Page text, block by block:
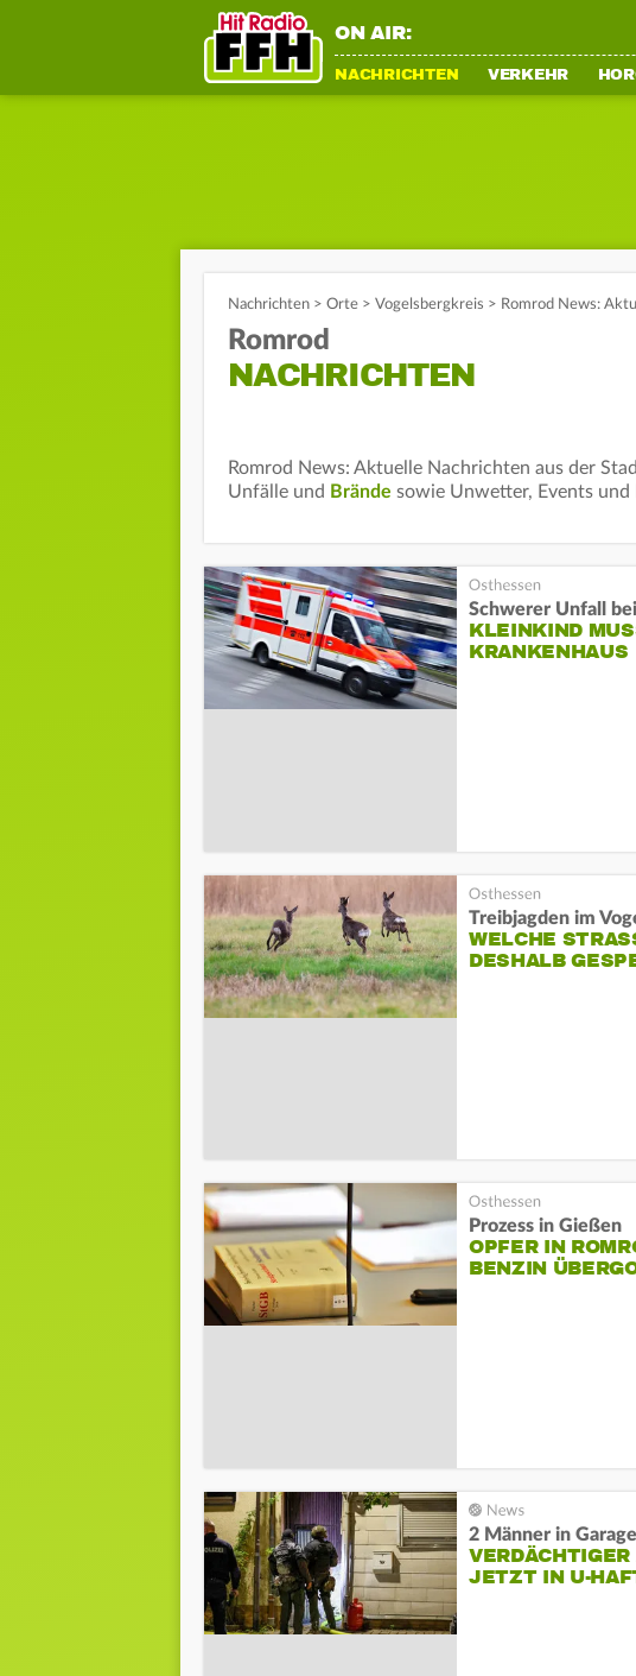
ON AIR:
NACHRICHTEN VERKEHR
Nachrichten > Orte > Vogelsbergkreis > Romrod News:
Romrod
NACHRICHTEN
Romrod News: Aktuelle Nachrichten aus der
Unfälle und Brände sowie Unwetter, Events
Schwerer Unfall
KLEINKIND
KRANKENHAUS
Treibjagden im
WELCHE
ESHALB
Prozess in Gießen
OPFER IN
BENZIN
2 Männer in
VERDÄCHTIGER
JETZT IN U-